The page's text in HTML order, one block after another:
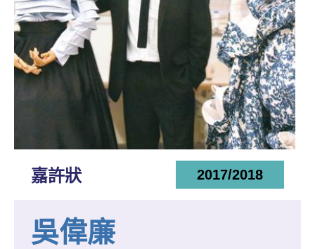
嘉許狀 2017/2018
吳偉廉